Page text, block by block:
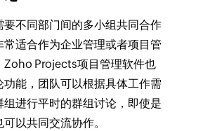
要不同部门间的多小组共同合作
常适合作为企业管理或者项目管
Zoho Projects项目管理软件也
功能，团队可以根据具体工作需
组进行平时的群组讨论，即使是
以共同交流协作。